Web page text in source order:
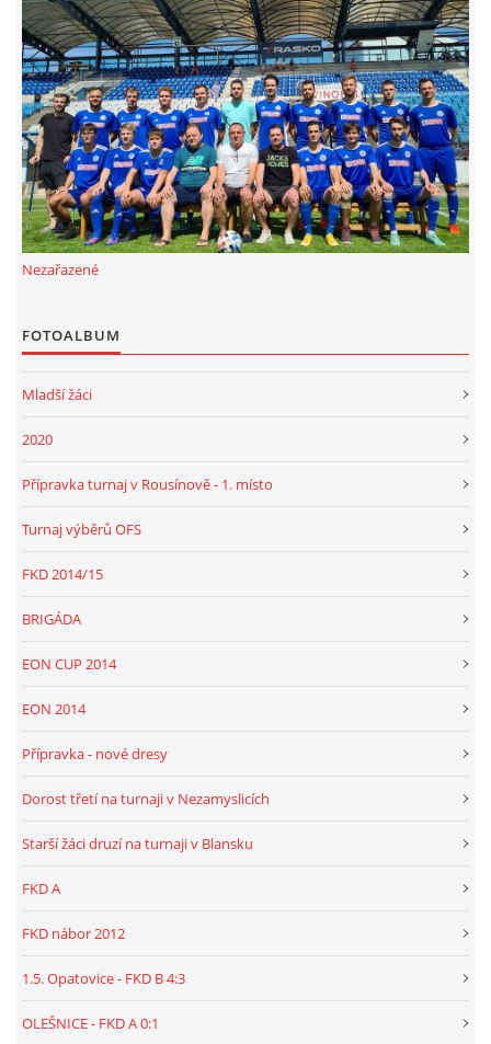
Nezařazené
FOTOALBUM
Mladší žáci
2020
Přípravka turnaj v Rousínově - 1. místo
Turnaj výběrů OFS
FKD 2014/15
BRIGÁDA
EON CUP 2014
EON 2014
Přípravka - nové dresy
Dorost třetí na turnaji v Nezamyslicích
Starší žáci druzí na turnaji v Blansku
FKD A
FKD nábor 2012
1.5. Opatovice - FKD B 4:3
OLEŠNICE - FKD A 0:1